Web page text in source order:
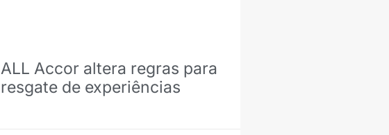
ALL Accor altera regras para
resgate de experiências